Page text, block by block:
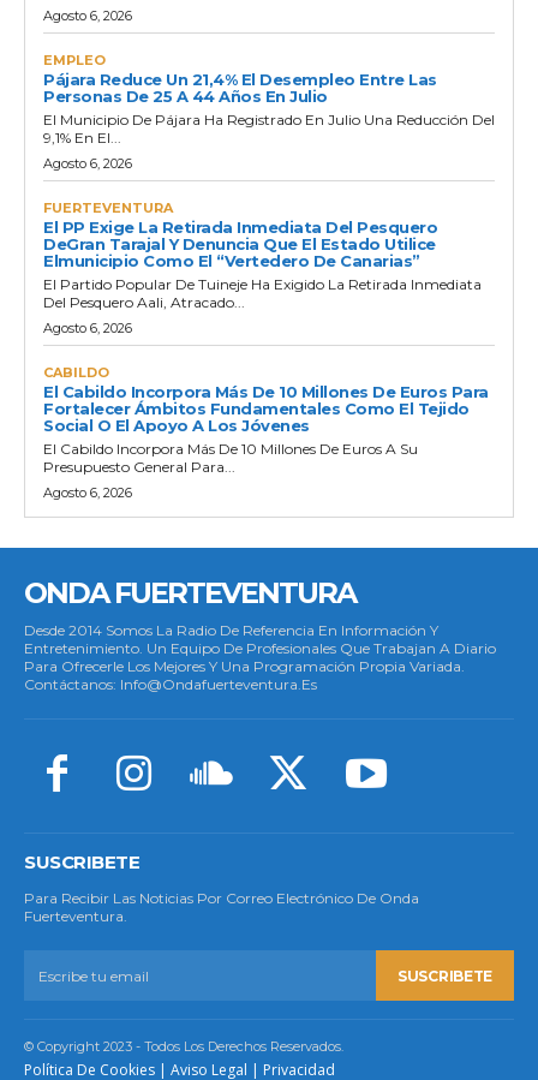
Agosto 6, 2026
EMPLEO
Pájara Reduce Un 21,4% El Desempleo Entre Las
Personas De 25 A 44 Años En Julio
El Municipio De Pájara Ha Registrado En Julio Una Reducción Del
9,1% En El...
Agosto 6, 2026
FUERTEVENTURA
El PP Exige La Retirada Inmediata Del Pesquero
DeGran Tarajal Y Denuncia Que El Estado Utilice
Elmunicipio Como El “vertedero De Canarias”
El Partido Popular De Tuineje Ha Exigido La Retirada Inmediata
Del Pesquero Aali, Atracado...
Agosto 6, 2026
CABILDO
El Cabildo Incorpora Más De 10 Millones De Euros Para
Fortalecer Ámbitos Fundamentales Como El Tejido
Social O El Apoyo A Los Jóvenes
El Cabildo Incorpora Más De 10 Millones De Euros A Su
Presupuesto General Para...
Agosto 6, 2026
ONDA FUERTEVENTURA
Desde 2014 Somos La Radio De Referencia En Información Y
Entretenimiento. Un Equipo De Profesionales Que Trabajan A Diario
Para Ofrecerle Los Mejores Y Una Programación Propia Variada.
Contáctanos: Info@ondafuerteventura.es
SUSCRIBETE
Para Recibir Las Noticias Por Correo Electrónico De Onda
Fuerteventura.
SUSCRIBETE
© Copyright 2023 - Todos Los Derechos Reservados.
Política De Cookies | Aviso Legal | Privacidad